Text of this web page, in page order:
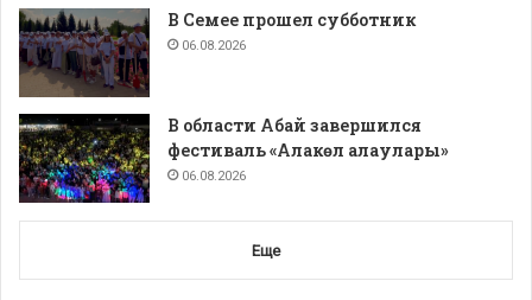
В Семее прошел субботник
06.08.2026
В области Абай завершился
фестиваль «Алакөл алаулары»
06.08.2026
Еще